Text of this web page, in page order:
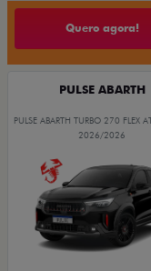
Quero agora!
PULSE ABARTH
PULSE ABARTH TURBO 270 FLEX
2026/2026